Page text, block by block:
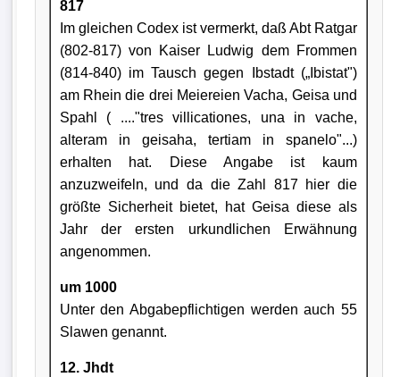
817
Im gleichen Codex ist vermerkt, daß Abt Ratgar
(802-817) von Kaiser Ludwig dem Frommen
(814-840) im Tausch gegen Ibstadt („Ibistat")
am Rhein die drei Meiereien Vacha, Geisa und
Spahl ( ...."tres villicationes, una in vache,
alteram in geisaha, tertiam in spanelo"...)
erhalten hat. Diese Angabe ist kaum
anzuzweifeln, und da die Zahl 817 hier die
größte Sicherheit bietet, hat Geisa diese als
Jahr der ersten urkundlichen Erwähnung
angenommen.
um 1000
Unter den Abgabepflichtigen werden auch 55
Slawen genannt.
12. Jhdt